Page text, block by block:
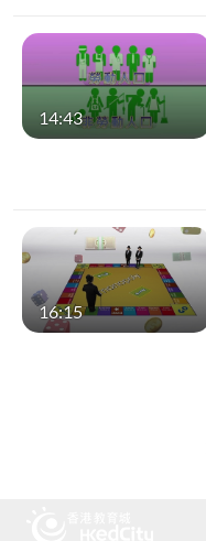
14:43
16:15